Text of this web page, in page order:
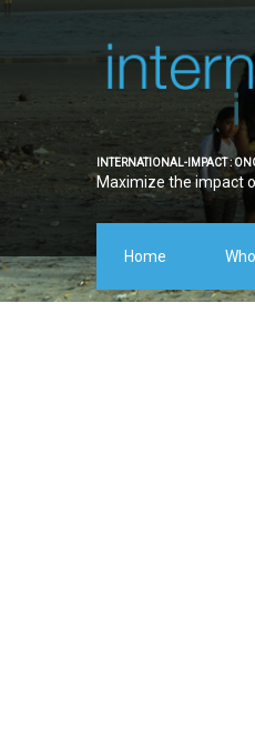
INTERNATIONAL-IMPACT :
Maximize the impact
Home